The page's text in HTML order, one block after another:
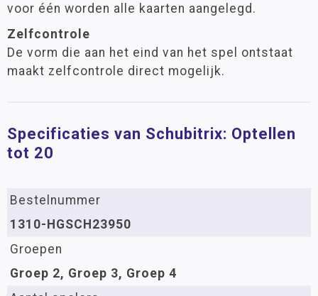
voor één worden alle kaarten aangelegd.
Zelfcontrole
De vorm die aan het eind van het spel ontstaat
maakt zelfcontrole direct mogelijk.
Specificaties van Schubitrix: Optellen
tot 20
Bestelnummer
1310-HGSCH23950
Groepen
Groep 2, Groep 3, Groep 4